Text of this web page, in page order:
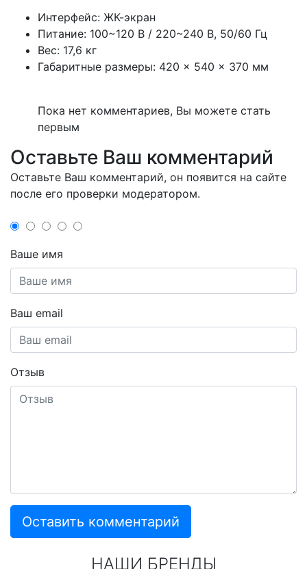
Интерфейс: ЖК-экран
Питание: 100~120 В / 220~240 В, 50/60 Гц
Вес: 17,6 кг
Габаритные размеры: 420 × 540 × 370 мм
Пока нет комментариев, Вы можете стать
первым
Оставьте Ваш комментарий
Оставьте Ваш комментарий, он появится на сайте
после его проверки модератором.
Ваше имя
Ваш email
Отзыв
Оставить комментарий
НАШИ БРЕНДЫ